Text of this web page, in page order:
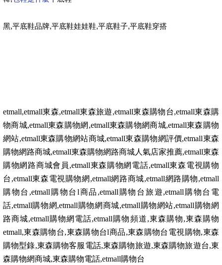
黑,平底鞋品牌,平底鞋娃娃鞋,平底鞋子,平底鞋穿搭
etmall,etmall東森,etmall東森旅遊,etmall東森購物台,etmall東森購
物商城,etmall東森購物網 ,etmall東森購物網商城,etmall東森購物
網站,etmall東森購物網站商城,etmall東森購物網評價,etmall東森
購物網路商城,etmall東森購物網路商城人氣店家推薦,etmall東森
購物網路商城會員 ,etmall東森購物網電話,etmall東森電視購物
台 ,etmall東森電視購物網 ,etmall網路商城,etmall網路購物,etmall
購物台 ,etmall 購物台 l商品 ,etmall 購物台旅遊,etmall 購物台電
話,etmall購物網,etmall購物網商城,etmall購物網站,etmall購物網
路商城,etmall購物網電話,etmall購物頻道,東森購物,東森購物
etmall,東森購物台,東森購物台l商品,東森購物台電視購物,東森
購物型錄,東森購物客服電話,東森購物旅遊,東森購物旅遊台,東
森購物網商城,東森購物電話,etmall購物台